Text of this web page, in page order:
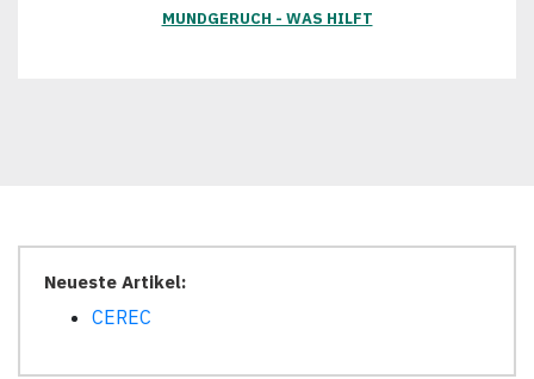
MUNDGERUCH - WAS HILFT
Neueste Artikel:
CEREC